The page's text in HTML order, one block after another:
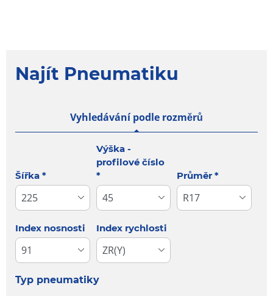
Najít Pneumatiku
Vyhledávání podle rozměrů
Tab updated: Vyhledávání podle rozměrů
Šířka *
Výška -
profilové číslo
*
Průměr*
Index nosnosti Index rychlosti
Typ pneumatiky